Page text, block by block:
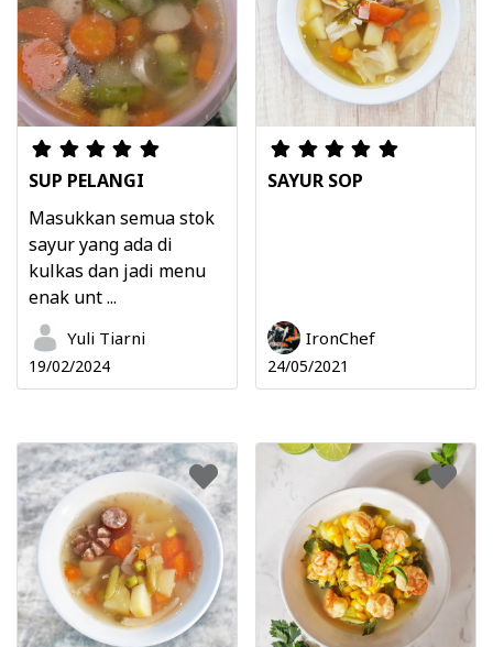
SUP PELANGI
Masukkan semua stok
sayur yang ada di
kulkas dan jadi menu
enak unt ...
Yuli Tiarni
19/02/2024
SAYUR SOP
IronChef
24/05/2021